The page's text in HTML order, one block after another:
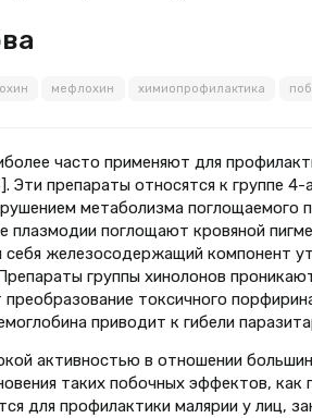
мефлохин химиопрофилактика
часто применяют для
Эти препараты относятся к группе
метаболизма поглощаемого
плазмодии поглощают кровяной
себя железосодержащий компонент
группы хинолонов
токсичного
приводит к гибели
активностью в отношении
таких побочных эффектов, как
для профилактики малярии у лиц,